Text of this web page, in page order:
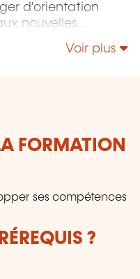
d'orientation
nouvelles
personnelle...
Voir plus
FORMATION
ses compétences
?